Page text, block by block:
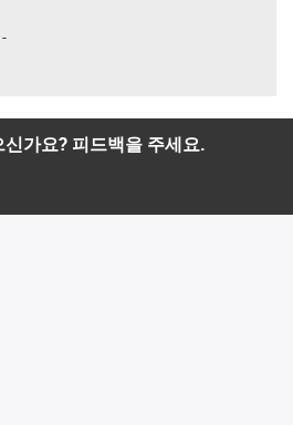
가요? 피드백을 주세요.